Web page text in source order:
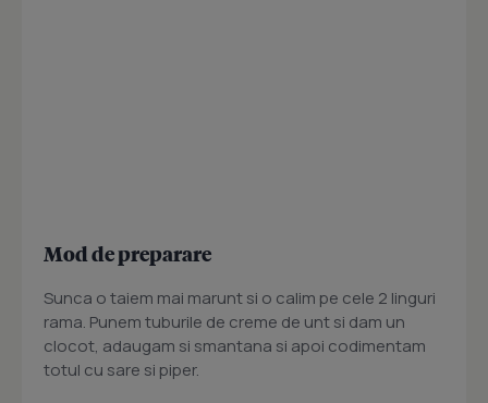
Mod de preparare
Sunca o taiem mai marunt si o calim pe cele 2 linguri
rama. Punem tuburile de creme de unt si dam un
clocot, adaugam si smantana si apoi codimentam
totul cu sare si piper.